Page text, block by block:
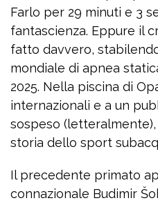
Farlo per 29 minuti e 3
fantascienza. Eppure il
fatto davvero,
mondiale di apnea
2025. Nella piscina di
internazionali e a un
sospeso
storia dello sport
Il precedente primato
connazionale Budimir